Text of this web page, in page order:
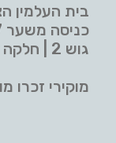
בית העלמין
כניסה משער 7
גוש 2 | חלקה 19 | שורה 5 (ראשונה ממזרח) | קבר 9
מוקירי זכרו